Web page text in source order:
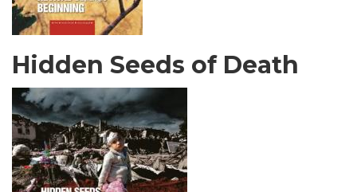
Hidden Seeds of Death